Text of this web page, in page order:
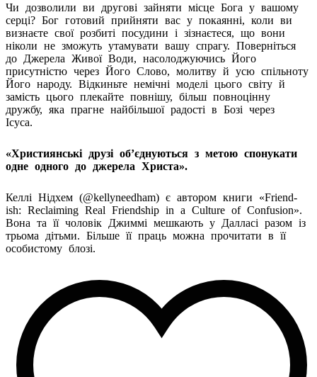
Чи дозволили ви другові зайняти місце Бога у вашому
серці? Бог готовий прийняти вас у покаянні, коли ви
визнаєте свої розбиті посудини і зізнаєтеся, що вони
ніколи не зможуть утамувати вашу спрагу. Поверніться
до Джерела Живої Води, насолоджуючись Його
присутністю через Його Слово, молитву й усю спільноту
Його народу. Відкиньте немічні моделі цього світу й
замість цього плекайте повнішу, більш повноцінну
дружбу, яка прагне найбільшої радості в Бозі через
Ісуса.
«Християнські друзі обʼєднуються з метою спонукати
одне одного до джерела Христа».
Келлі Нідхем (@kellyneedham) є автором книги «Friend-
ish: Reclaiming Real Friendship in a Culture of Confusion».
Вона та її чоловік Джиммі мешкають у Далласі разом із
трьома дітьми. Більше її праць можна прочитати в її
особистому блозі.